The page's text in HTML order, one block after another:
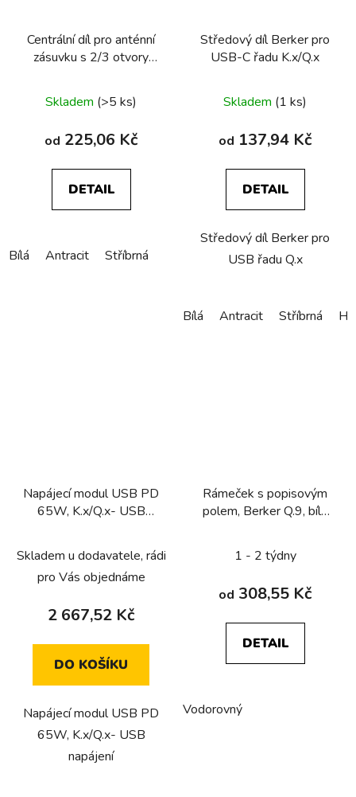
Centrální díl pro anténní
zásuvku s 2/3 otvory
Skladem (>5 ks)
od 225,06 Kč
DETAIL
Bílá Antracit Stříbrná
Středový díl Berker pro
USB-C řadu K.x/Q.x
Skladem (1 ks)
od 137,94 Kč
DETAIL
Středový díl Berker pro
USB řadu Q.x
Bílá Antracit Stříbrná
Napájecí modul USB PD
65W, K.x/Q.x- USB
Skladem u dodavatele, rádi
pro Vás objednáme
2 667,52 Kč
DO KOŠÍKU
Napájecí modul USB PD
65W, K.x/Q.x- USB
napájení
Rámeček s popisovým
polem, Berker Q.9, bílá
1 - 2 týdny
od 308,55 Kč
DETAIL
Vodorovný